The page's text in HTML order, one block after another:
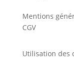
Mentions
CGV
Utilisation des